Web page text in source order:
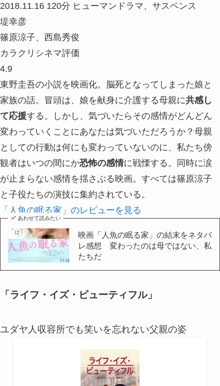
2018.11.16 120分 ヒューマンドラマ、サスペンス
堤幸彦
篠原涼子、西島秀俊
カラクリシネマ評価
4.9
東野圭吾の小説を映画化。脳死となってしまった娘と
家族の話。冒頭は、娘を献身に介護する母親に共感し
て応援する。しかし、気づいたらその感情がどんどん
変わっていくことにあなたは気づいただろうか？母親
としての行動は何にも変わっていないのに、私たち傍
観者はいつの間にか恐怖の感情に戦慄する。同時に涙
が止まらない感情を揺さぶる映画。すべては篠原涼子
と子役たちの演技に集約されている。
「人魚の眠る家」のレビューを見る
あわせて読みたい
映画「人魚の眠る家」の結末をネタバ
レ感想 変わったのは母ではない、私
たちだ
「ライフ・イズ・ビューティフル」
ユダヤ人収容所でも笑いを忘れない父親の姿